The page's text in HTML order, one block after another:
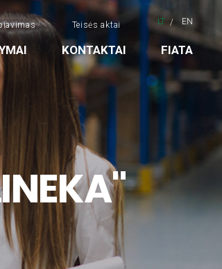
Teisės aktai LT EN
KONTAKTAI FIATA